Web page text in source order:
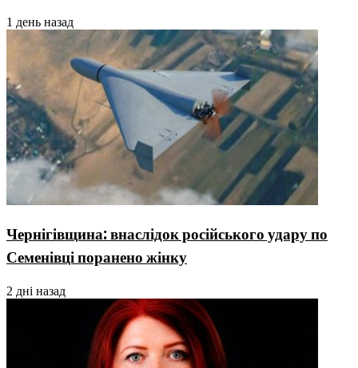
1 день назад
Чернігівщина: внаслідок російського удару по
Семенівці поранено жінку
2 дні назад